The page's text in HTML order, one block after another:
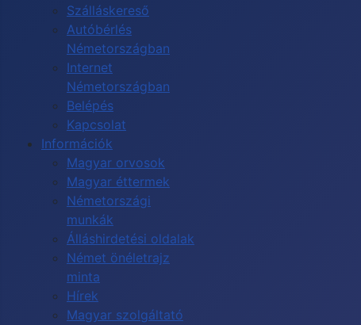
Szálláskereső
Autóbérlés
Németországban
Internet
Németországban
Belépés
Kapcsolat
Információk
Magyar orvosok
Magyar éttermek
Németországi
munkák
Álláshirdetési oldalak
Német önéletrajz
minta
Hírek
Magyar szolgáltató